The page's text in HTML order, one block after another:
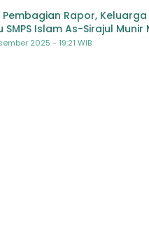
Pembagian Rapor, Keluarga
SMPS Islam As-Sirajul Munir
Sambut Libur Awal
2025 - 19:21 WIB